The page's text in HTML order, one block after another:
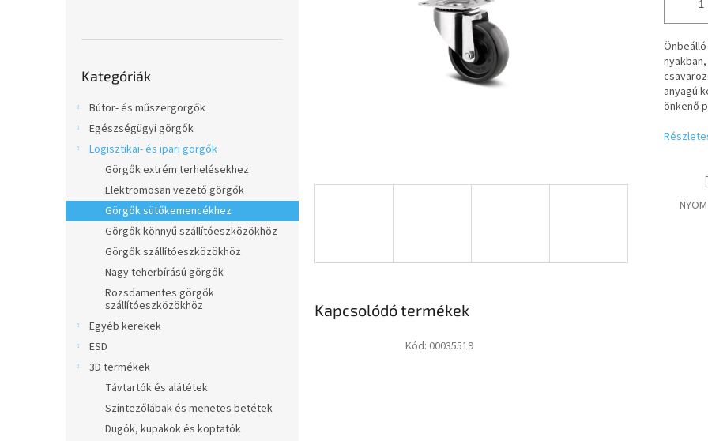
átugrása
Kategóriák
Bútor- és műszergörgők
Egészségügyi görgők
Logisztikai- és ipari görgők
Görgők extrém terhelésekhez
Elektromosan vezető görgők
Görgők sütőkemencékhez
Görgők könnyű szállítóeszközökhöz
Görgők szállítóeszközökhöz
Nagy teherbírású görgők
Rozsdamentes görgők
szállítóeszközökhöz
Egyéb kerekek
ESD
3D termékek
Távtartók és alátétek
Szintezőlábak és menetes betétek
Dugók, kupakok és koptatók
nyakban,
anyagú
önkenő
Kapcsolódó termékek
Kód: 00035519